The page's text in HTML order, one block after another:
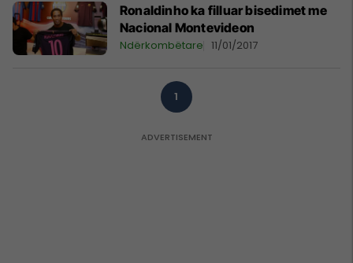
Ronaldinho ka filluar bisedimet me
Nacional Montevideon
Ndërkombëtare 11/01/2017
1